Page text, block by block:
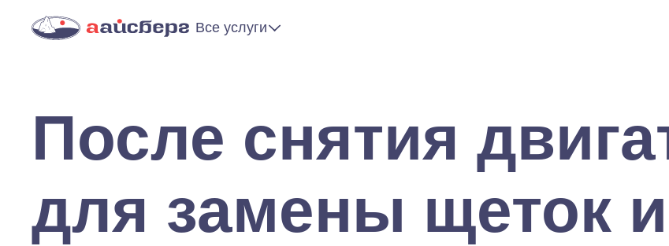
Все услуги
После снятия
для замены щеток и